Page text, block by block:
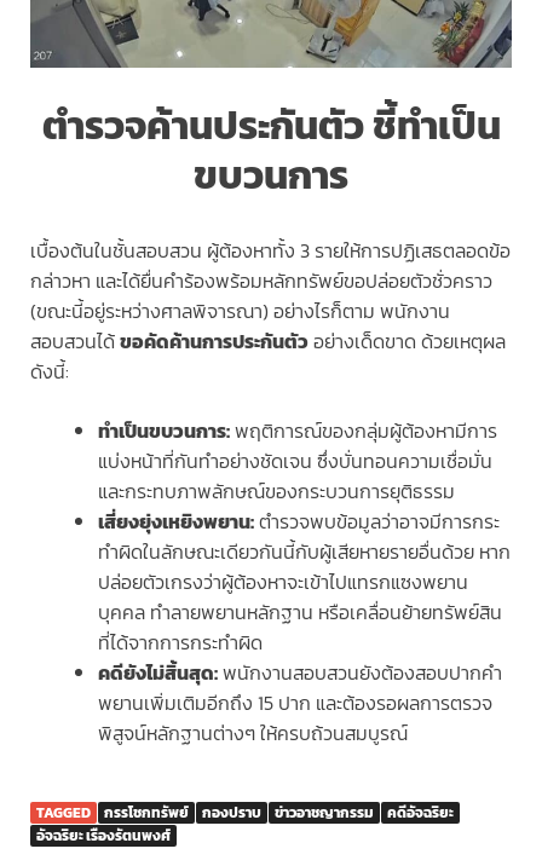
ตำรวจค้านประกันตัว ชี้ทำเป็น
ขบวนการ
เบื้องต้นในชั้นสอบสวน ผู้ต้องหาทั้ง 3 รายให้การปฏิเสธตลอดข้อ
กล่าวหา และได้ยื่นคำร้องพร้อมหลักทรัพย์ขอปล่อยตัวชั่วคราว
(ขณะนี้อยู่ระหว่างศาลพิจารณา) อย่างไรก็ตาม พนักงาน
สอบสวนได้ขอคัดค้านการประกันตัวอย่างเด็ดขาด ด้วยเหตุผล
ดังนี้:
ทำเป็นขบวนการ:พฤติการณ์ของกลุ่มผู้ต้องหามีการ
แบ่งหน้าที่กันทำอย่างชัดเจน ซึ่งบั่นทอนความเชื่อมั่น
และกระทบภาพลักษณ์ของกระบวนการยุติธรรม
เสี่ยงยุ่งเหยิงพยาน:ตำรวจพบข้อมูลว่าอาจมีการกระ
ทำผิดในลักษณะเดียวกันนี้กับผู้เสียหายรายอื่นด้วย หาก
ปล่อยตัวเกรงว่าผู้ต้องหาจะเข้าไปแทรกแซงพยาน
บุคคล ทำลายพยานหลักฐาน หรือเคลื่อนย้ายทรัพย์สิน
ที่ได้จากการกระทำผิด
คดียังไม่สิ้นสุด:พนักงานสอบสวนยังต้องสอบปากคำ
พยานเพิ่มเติมอีกถึง 15 ปาก และต้องรอผลการตรวจ
พิสูจน์หลักฐานต่างๆ ให้ครบถ้วนสมบูรณ์
TAGGED กรรโชกทรัพย์ กองปราบ ข่าวอาชญากรรม
คดีอัจฉริยะ
อัจฉริยะ เรืองรัตนพงศ์